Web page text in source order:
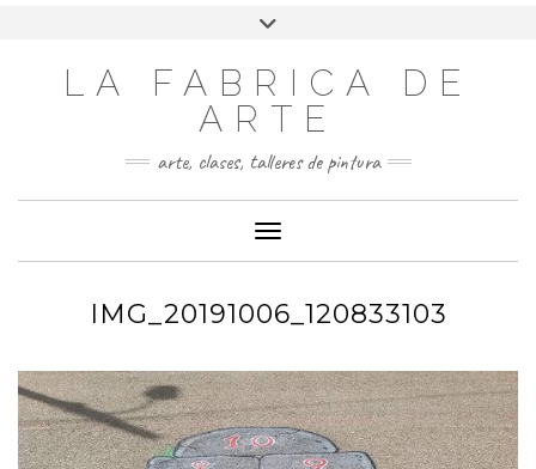
LA FABRICA DE
ARTE
arte, clases, talleres de pintura
Cambiar modo de navegación
IMG_20191006_120833103